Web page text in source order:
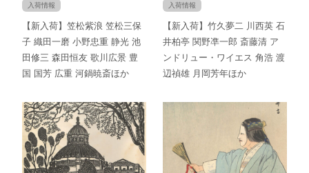
入荷情報
【新入荷】笠松紫浪 笠松三保
子 織田一磨 小野忠重 静光 池
田修三 森田恒友 歌川広景 豊
国 国芳 広重 河鍋暁斎ほか
入荷情報
【新入荷】竹久夢二 川西英 石
井柏亭 関野凖一郎 斎藤清 ア
ンドリュー・ワイエス 角浩 渡
辺禎雄 月岡芳年ほか